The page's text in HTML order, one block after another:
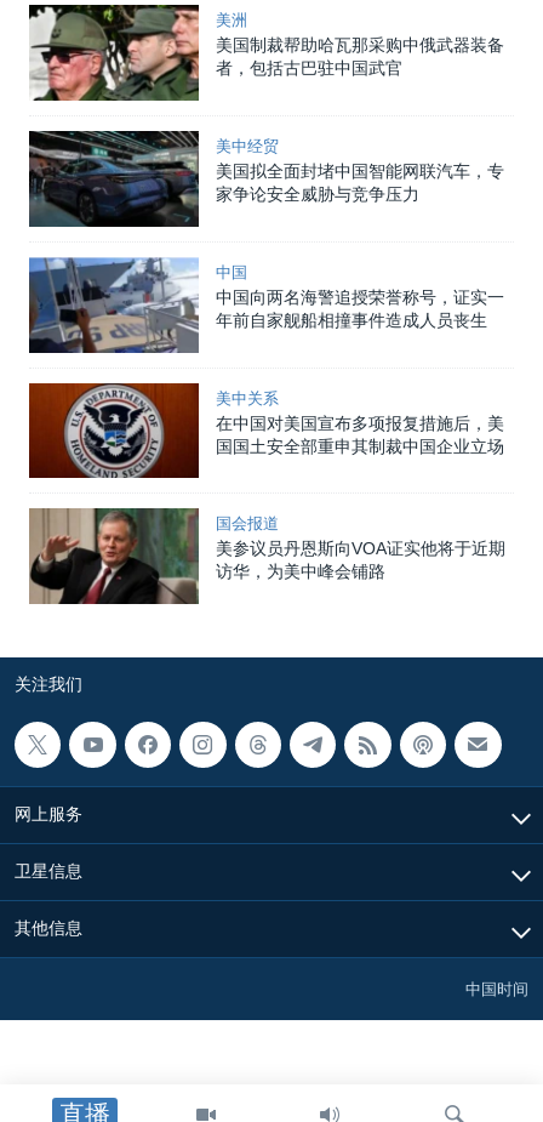
直播
美洲
美国制裁帮助哈瓦那采购中俄武器装备
者，包括古巴驻中国武官
美中经贸
美国拟全面封堵中国智能网联汽车，专
家争论安全威胁与竞争压力
中国
中国向两名海警追授荣誉称号，证实一
年前自家舰船相撞事件造成人员丧生
美中关系
在中国对美国宣布多项报复措施后，美
国国土安全部重申其制裁中国企业立场
国会报道
美参议员丹恩斯向VOA证实他将于近期
访华，为美中峰会铺路
关注我们
网上服务
卫星信息
其他信息
中国时间